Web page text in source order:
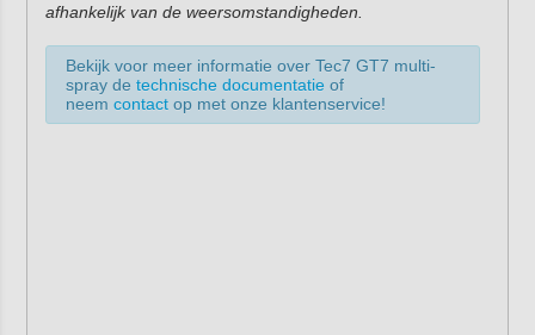
afhankelijk van de weersomstandigheden.
Bekijk voor meer informatie over Tec7 GT7 multi-
spray de technische documentatieof
neem contactop met onze klantenservice!